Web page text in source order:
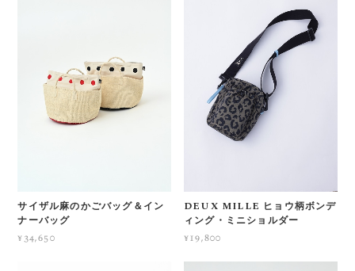
サイザル麻のかごバッグ＆イン
ナーバッグ
¥34,650
DEUX MILLE ヒョウ柄ボンデ
ィング・ミニショルダー
¥19,800